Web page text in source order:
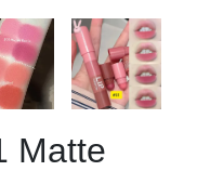
Matte